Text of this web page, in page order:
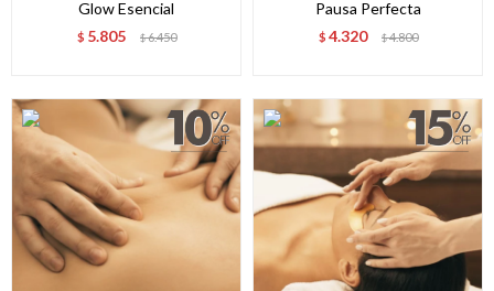
Glow Esencial
$ 5.805 $6.450
Pausa Perfecta
$ 4.320 $4.800